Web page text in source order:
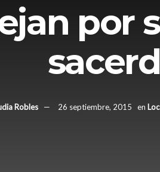
por
Robles 26 septiembre, 2015 en